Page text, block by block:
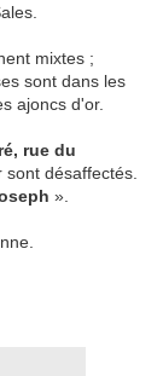
mixtes ;
sont dans les
ajoncs d'or.
rue du
désaffectés.
».